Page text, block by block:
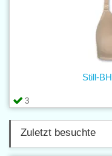
3
Still-
Zuletzt besuchte